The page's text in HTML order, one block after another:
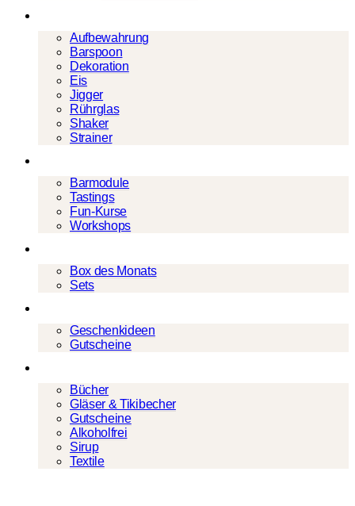
Aufbewahrung
Barspoon
Dekoration
Eis
Jigger
Rührglas
Shaker
Strainer
Barmodule
Tastings
Fun-Kurse
Workshops
Box des Monats
Sets
Geschenkideen
Gutscheine
Bücher
Gläser & Tikibecher
Gutscheine
Alkoholfrei
Sirup
Textile